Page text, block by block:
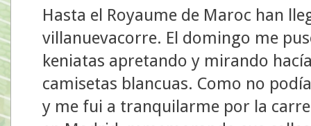
Hasta el Royaume de Maroc han
villanuevacorre. El domingo me
keniatas apretando y mirando
camisetas blancuas. Como no
y me fui a tranquilarme por la